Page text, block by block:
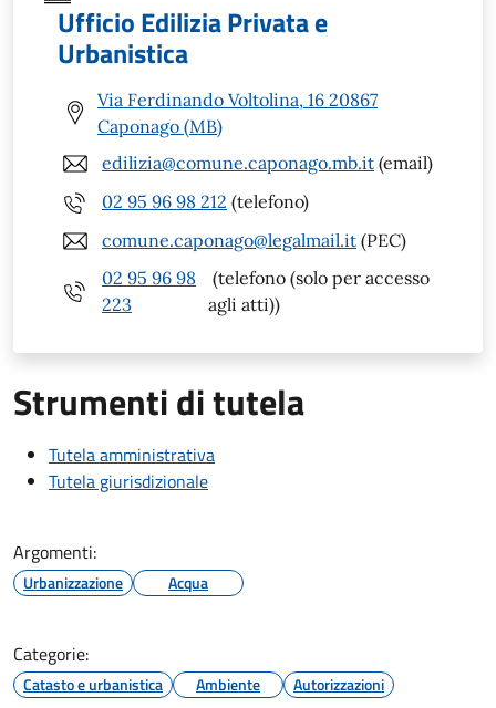
Ufficio Edilizia Privata e
Urbanistica
Via Ferdinando Voltolina, 16 20867
Caponago (MB)
edilizia@comune.caponago.mb.it (email)
02 95 96 98 212 (telefono)
comune.caponago@legalmail.it (PEC)
02 95 96 98
223
(telefono (solo per accesso
agli atti))
Strumenti di tutela
Tutela amministrativa
Tutela giurisdizionale
Argomenti:
Urbanizzazione Acqua
Categorie:
Catasto e urbanistica Ambiente Autorizzazioni